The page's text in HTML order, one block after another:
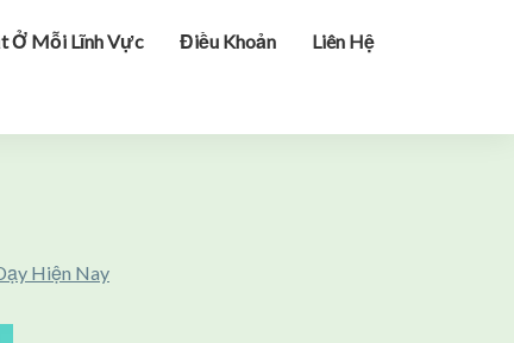
Ở Mỗi Lĩnh Vực Điều Khoản Liên Hệ
Hiện Nay